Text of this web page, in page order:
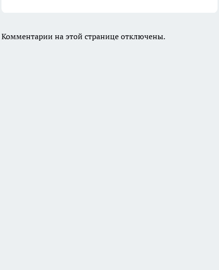
Комментарии на этой странице отключены.